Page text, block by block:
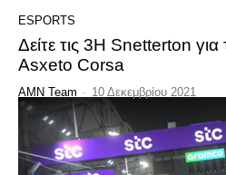
ESPORTS
Δείτε τις 3H Snetterton
Asxeto Corsa
AMN Team - 10 Δεκεμβρίου 2021